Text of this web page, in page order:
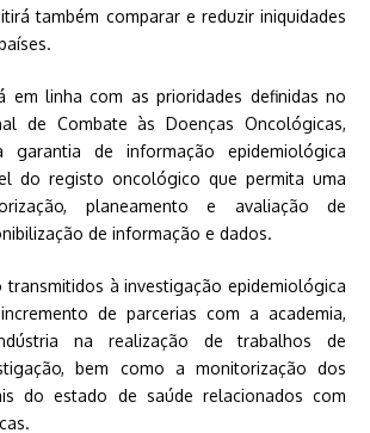
também comparar e reduzir iniquidades
em linha com as prioridades definidas no
de Combate às Doenças Oncológicas,
garantia de informação epidemiológica
do registo oncológico que permita uma
planeamento e avaliação de
de informação e dados.
transmitidos à investigação epidemiológica
de parcerias com a academia,
na realização de trabalhos de
bem como a monitorização dos
do estado de saúde relacionados com